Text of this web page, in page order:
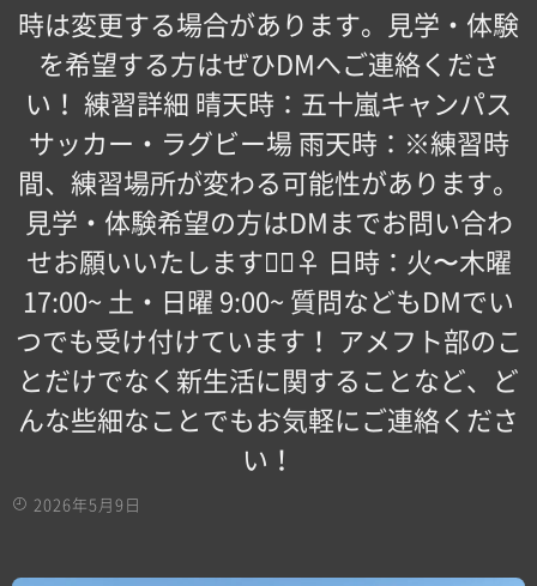
時は変更する場合があります。見学・体験
を希望する方はぜひDMへご連絡くださ
い！ 練習詳細 晴天時：五十嵐キャンパス
サッカー・ラグビー場 雨天時：※練習時
間、練習場所が変わる可能性があります。
見学・体験希望の方はDMまでお問い合わ
せお願いいたします！🏻‍♀️ 日時：火〜木曜
17:00~ 土・日曜 9:00~ 質問などもDMでい
つでも受け付けています！ アメフト部のこ
とだけでなく新生活に関することなど、ど
んな些細なことでもお気軽にご連絡くださ
い！
2026年5月9日